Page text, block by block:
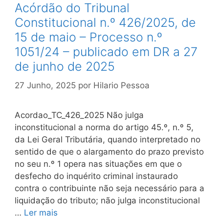
Acórdão do Tribunal
Constitucional n.º 426/2025, de
15 de maio – Processo n.º
1051/24 – publicado em DR a 27
de junho de 2025
27 Junho, 2025 por Hilario Pessoa
Acordao_TC_426_2025 Não julga
inconstitucional a norma do artigo 45.º, n.º 5,
da Lei Geral Tributária, quando interpretado no
sentido de que o alargamento do prazo previsto
no seu n.º 1 opera nas situações em que o
desfecho do inquérito criminal instaurado
contra o contribuinte não seja necessário para a
liquidação do tributo; não julga inconstitucional
… Ler mais